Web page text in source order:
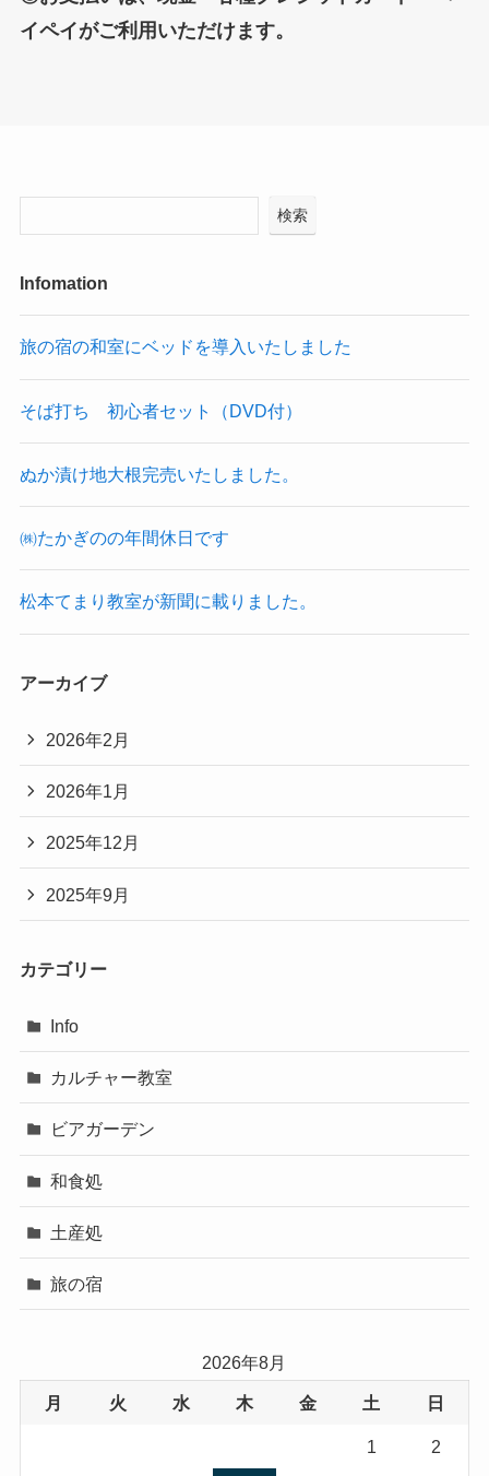
イペイがご利用いただけます。
検索
Infomation
旅の宿の和室にベッドを導入いたしました
そば打ち 初心者セット（DVD付）
ぬか漬け地大根完売いたしました。
㈱たかぎのの年間休日です
松本てまり教室が新聞に載りました。
アーカイブ
2026年2月
2026年1月
2025年12月
2025年9月
カテゴリー
Info
カルチャー教室
ビアガーデン
和食処
土産処
旅の宿
2026年8月
月 火 水 木 金 土 日
1 2